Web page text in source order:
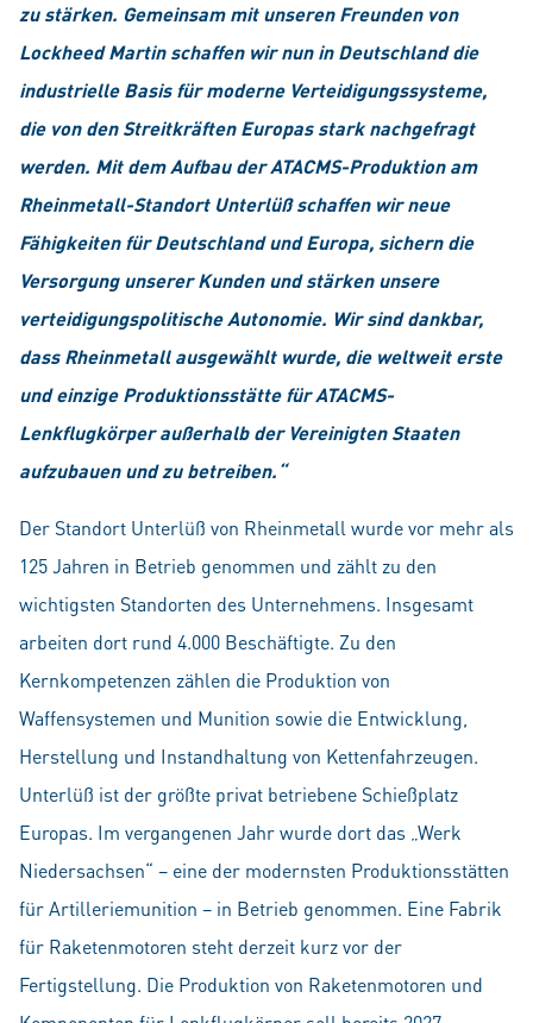
zu stärken. Gemeinsam mit unseren Freunden von
Lockheed Martin schaffen wir nun in Deutschland die
industrielle Basis für moderne Verteidigungssysteme,
die von den Streitkräften Europas stark nachgefragt
werden. Mit dem Aufbau der ATACMS-Produktion am
Rheinmetall-Standort Unterlüß schaffen wir neue
Fähigkeiten für Deutschland und Europa, sichern die
Versorgung unserer Kunden und stärken unsere
verteidigungs­politische Autonomie. Wir sind dankbar,
dass Rheinmetall ausgewählt wurde, die weltweit erste
und einzige Produktionsstätte für ATACMS-
Lenkflugkörper außerhalb der Vereinigten Staaten
aufzubauen und zu betreiben.“
Der Standort Unterlüß von Rheinmetall wurde vor mehr als
125 Jahren in Betrieb genommen und zählt zu den
wichtigsten Standorten des Unternehmens. Insgesamt
arbeiten dort rund 4.000 Beschäftigte. Zu den
Kernkompetenzen zählen die Produktion von
Waffensystemen und Munition sowie die Entwicklung,
Herstellung und Instandhaltung von Kettenfahrzeugen.
Unterlüß ist der größte privat betriebene Schießplatz
Europas. Im vergangenen Jahr wurde dort das „Werk
Niedersachsen“ – eine der modernsten Produktionsstätten
für Artilleriemunition – in Betrieb genommen. Eine Fabrik
für Raketenmotoren steht derzeit kurz vor der
Fertigstellung. Die Produktion von Raketenmotoren und